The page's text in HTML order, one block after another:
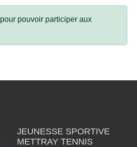
pour pouvoir participer aux
JEUNESSE SPORTIVE
METTRAY TENNIS